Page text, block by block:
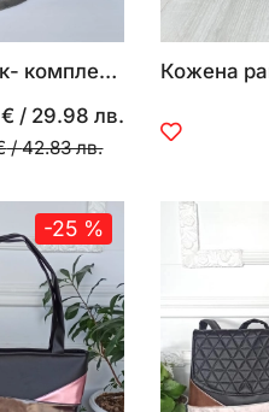
Кожена раница с капак- комплект 3 части
/ 29.98 лв.
/42.83 лв.
Кожена
-25 %